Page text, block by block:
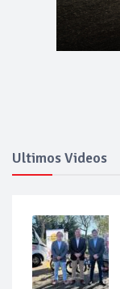
Ultimos Videos